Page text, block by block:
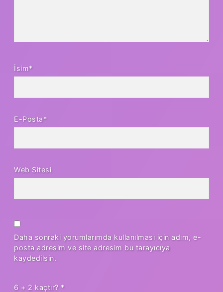
İsim*
E-Posta*
Web Sitesi
Daha sonraki yorumlarımda kullanılması için adım, e-
posta adresim ve site adresim bu tarayıcıya
kaydedilsin.
6 + 2 kaçtır? *